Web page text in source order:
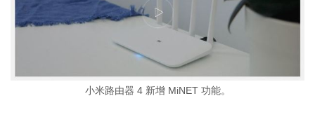
小米路由器 4 新增 MiNET 功能。